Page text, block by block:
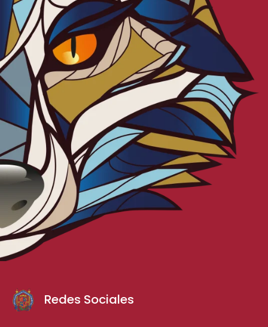
Redes Sociales